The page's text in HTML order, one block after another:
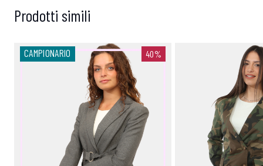
Prodotti simili
CAMPIONARIO 40%